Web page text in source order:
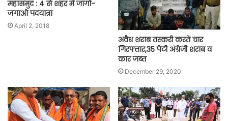
महासमुंद : 4 से शहर में जागो-
जगाओ पदयात्रा
April 2, 2018
अवैध शराब तस्करी करते चार
गिरफ्तार,35 पेटी अंग्रेजी शराब व
कार जब्त
December 29, 2020